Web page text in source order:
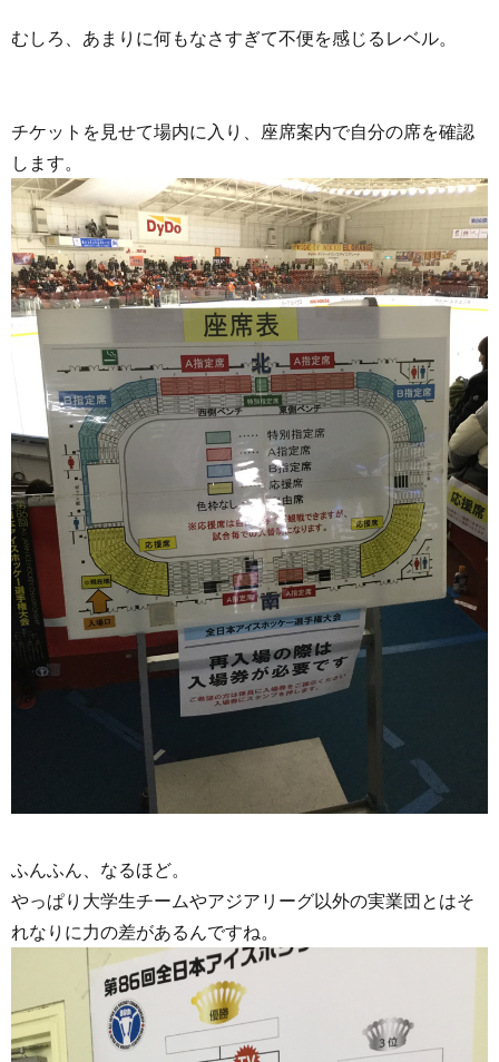
むしろ、あまりに何もなさすぎて不便を感じるレベル。
チケットを見せて場内に入り、座席案内で自分の席を確認
します。
ふんふん、なるほど。
やっぱり大学生チームやアジアリーグ以外の実業団とはそ
れなりに力の差があるんですね。